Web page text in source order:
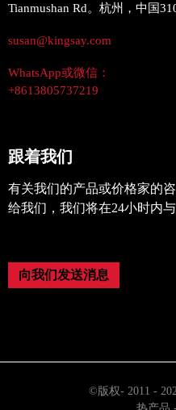
Tianmushan Rd。杭州，中国
susan@kingsay.com
WhatsApp或微信：
+8613805737219
跟着我们
有关我们的产品或价格家的
给我们，我们将在24小时内与
向我们发送消息
©版权- 2011 -